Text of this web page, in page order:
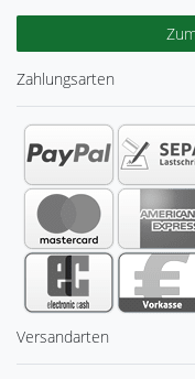
Zahlungsarten
Versandarten